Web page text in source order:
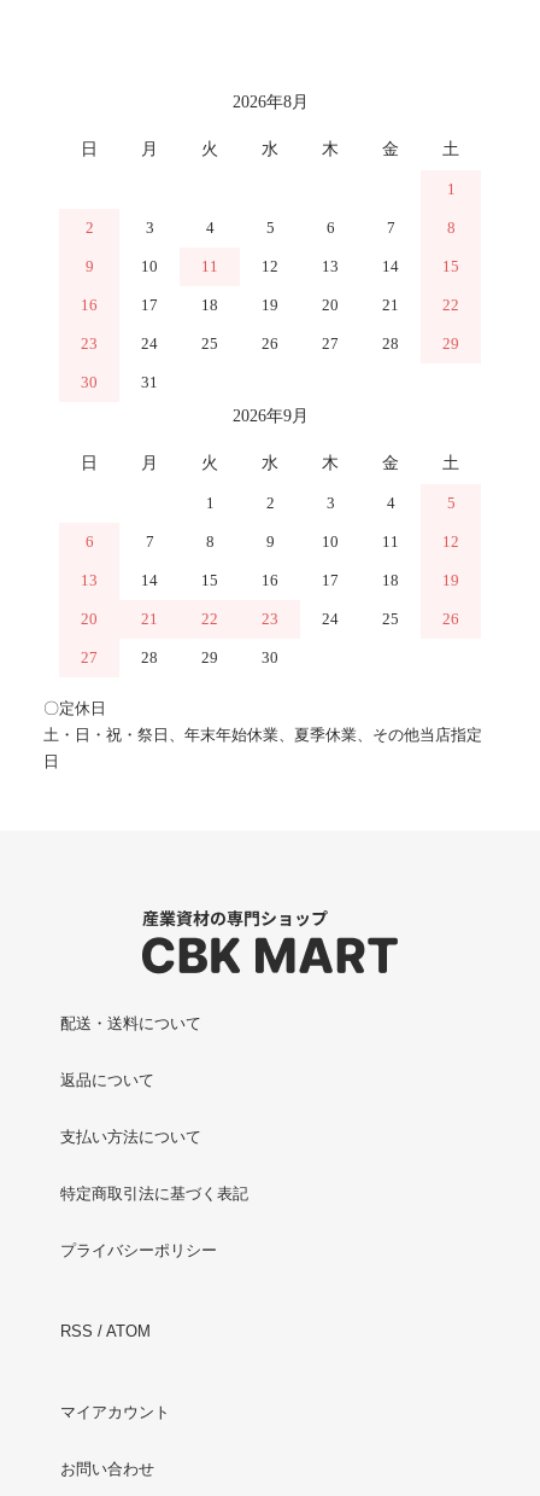
2026年8月
日 月 火 水 木 金 土
1
2 3 4 5 6 7 8
9 10 11 12 13 14 15
16 17 18 19 20 21 22
23 24 25 26 27 28 29
30
31
2026年9月
日 月 火 水 木 金 土
1 2 3 4 5
6 7 8 9 10 11 12
13 14 15 16 17 18 19
20 21 22 23 24 25 26
27 28 29 30
〇定休日
土・日・祝・祭日、年末年始休業、夏季休業、その他当店指定
日
配送・送料について
返品について
支払い方法について
特定商取引法に基づく表記
プライバシーポリシー
RSS / ATOM
マイアカウント
お問い合わせ